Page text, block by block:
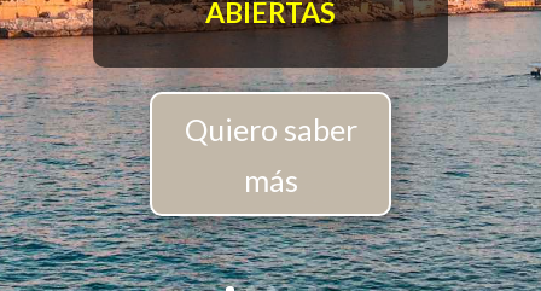
ABIERTAS
Quiero saber
más